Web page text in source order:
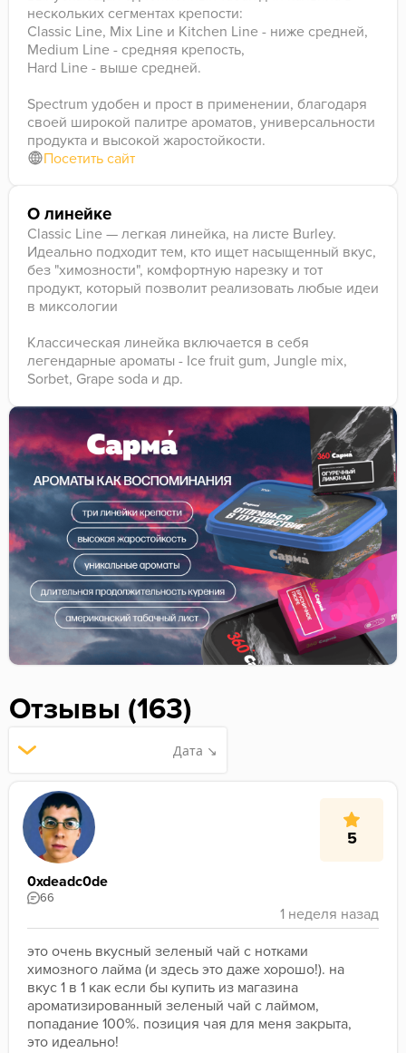
нескольких сегментах крепости:
Classic Line, Mix Line и Kitchen Line - ниже средней,
Medium Line - средняя крепость,
Hard Line - выше средней.
Spectrum удобен и прост в применении, благодаря
своей широкой палитре ароматов, универсальности
продукта и высокой жаростойкости.
Посетить сайт
О линейке
Classic Line — легкая линейка, на листе Burley.
Идеально подходит тем, кто ищет насыщенный вкус,
без "химозности", комфортную нарезку и тот
продукт, который позволит реализовать любые идеи
в миксологии
Классическая линейка включается в себя
легендарные ароматы - Ice fruit gum, Jungle mix,
Sorbet, Grape soda и др.
Отзывы (163)
Дата ↘
5
0xdeadc0de
66
это очень вкусный зеленый чай с нотками
химозного лайма (и здесь это даже хорошо!). на
вкус 1 в 1 как если бы купить из магазина
ароматизированный зеленый чай с лаймом,
попадание 100%. позиция чая для меня закрыта,
это идеально!